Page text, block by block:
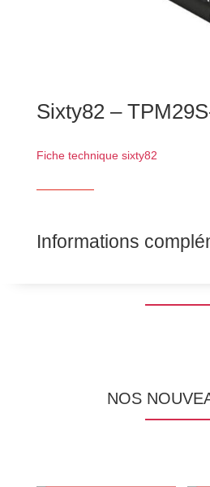
Sixty82 –
Fiche technique sixty82
Informations
NOS